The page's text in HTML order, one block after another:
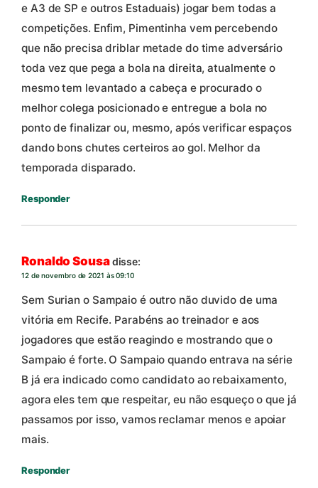
e A3 de SP e outros Estaduais) jogar bem todas a
competições. Enfim, Pimentinha vem percebendo
que não precisa driblar metade do time adversário
toda vez que pega a bola na direita, atualmente o
mesmo tem levantado a cabeça e procurado o
melhor colega posicionado e entregue a bola no
ponto de finalizar ou, mesmo, após verificar espaços
dando bons chutes certeiros ao gol. Melhor da
temporada disparado.
Responder
Ronaldo Sousadisse:
12 de novembro de 2021 às 09:10
Sem Surian o Sampaio é outro não duvido de uma
vitória em Recife. Parabéns ao treinador e aos
jogadores que estão reagindo e mostrando que o
Sampaio é forte. O Sampaio quando entrava na série
B já era indicado como candidato ao rebaixamento,
agora eles tem que respeitar, eu não esqueço o que já
passamos por isso, vamos reclamar menos e apoiar
mais.
Responder